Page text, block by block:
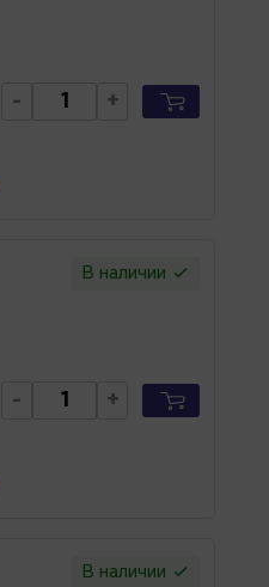
- +
В наличии
- +
В наличии